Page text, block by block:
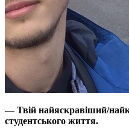
— Твій найяскравіший/
студентського життя.